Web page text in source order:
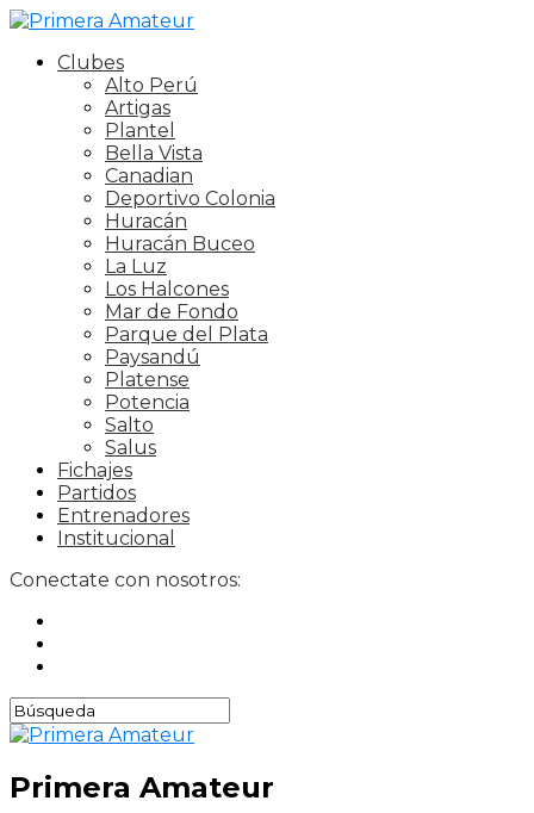
Clubes
Alto Perú
Artigas
Plantel
Bella Vista
Canadian
Deportivo Colonia
Huracán
Huracán Buceo
La Luz
Los Halcones
Mar de Fondo
Parque del Plata
Paysandú
Platense
Potencia
Salto
Salus
Fichajes
Partidos
Entrenadores
Institucional
Conectate con nosotros:
Primera Amateur